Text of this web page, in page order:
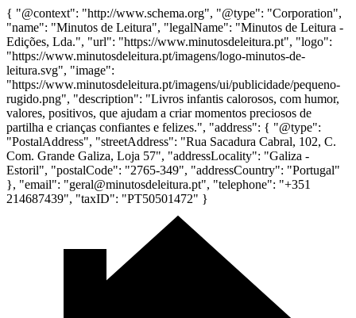
{ "@context": "http://www.schema.org", "@type": "Corporation",
"name": "Minutos de Leitura", "legalName": "Minutos de Leitura -
Edições, Lda.", "url": "https://www.minutosdeleitura.pt", "logo":
"https://www.minutosdeleitura.pt/imagens/logo-minutos-de-
leitura.svg", "image":
"https://www.minutosdeleitura.pt/imagens/ui/publicidade/pequeno-
rugido.png", "description": "Livros infantis calorosos, com humor,
valores, positivos, que ajudam a criar momentos preciosos de
partilha e crianças confiantes e felizes.", "address": { "@type":
"PostalAddress", "streetAddress": "Rua Sacadura Cabral, 102, C.
Com. Grande Galiza, Loja 57", "addressLocality": "Galiza -
Estoril", "postalCode": "2765-349", "addressCountry": "Portugal"
}, "email": "geral@minutosdeleitura.pt", "telephone": "+351
214687439", "taxID": "PT50501472" }